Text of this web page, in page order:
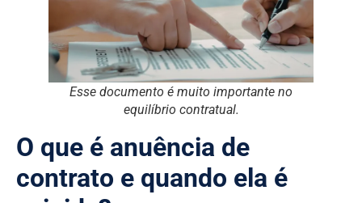
Esse documento é muito importante no
equilíbrio contratual.
O que é anuência de
contrato e quando ela é